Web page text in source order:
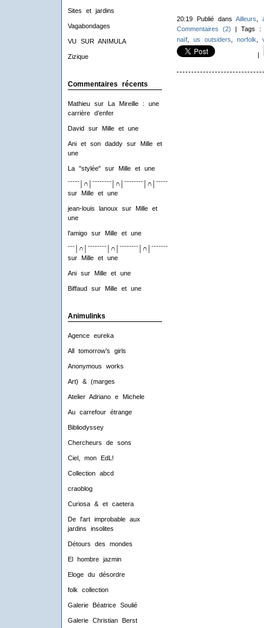
Sites et jardins
Vagabondages
VU SUR ANIMULA
Zizique
Commentaires récents
Mathieusur
La Mireille : une
carrière d’enfer
David sur Mille et une
Ani et son daddysur
Mille et
une
La "stylée"sur Mille et une
ˉˉˉˉˉ│∩│ˉˉˉˉˉˉˉˉ│∩│ˉˉˉˉˉˉˉˉ│∩│ˉˉˉˉˉˉˉˉ│∩│ˉˉˉˉ
sur
Mille et une
jean-louis lanoux sur
Mille et
une
l'amigosur Mille et une
ˉˉˉ│∩│ˉˉˉˉˉˉˉˉ│∩│ˉˉˉˉˉˉˉˉ│∩│ˉˉˉˉˉˉˉˉ│∩│ˉˉˉ
sur
Mille et une
Anisur Mille et une
Biffaud sur Mille et une
Animulinks
Agence eureka
All tomorrow’s girls
Anonymous works
Art) & (marges
Atelier Adriano e Michele
Au carrefour étrange
Bibliodyssey
Chercheurs de sons
Ciel, mon EdL!
Collection abcd
craoblog
Curiosa & et caetera
De l'art improbable aux
jardins insolites
Détours des mondes
El hombre jazmin
Eloge du désordre
folk collection
Galerie Béatrice Soulié
Galerie Christian Berst
20:19 Publié dans Ailleurs,
Commentaires (2) | Tags
naïf, us outsiders, norfolk,